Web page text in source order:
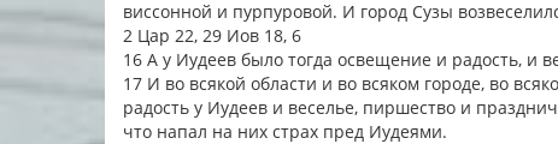
виссонной и пурпуровой. И город Сузы
2 Цар 22, 29 Иов 18, 6
16 А у Иудеев было тогда освещение и радость, и
17 И во всякой области и во всяком городе, во
радость у Иудеев и веселье, пиршество и
что напал на них страх пред Иудеями.